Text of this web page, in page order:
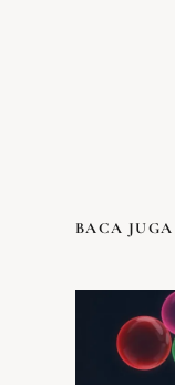
BACA JUGA